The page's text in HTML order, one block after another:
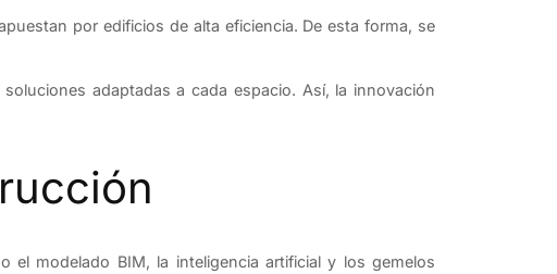
por edificios de alta eficiencia. De esta forma, se
adaptadas a cada espacio. Así, la innovación
el modelado BIM, la inteligencia artificial y los gemelos